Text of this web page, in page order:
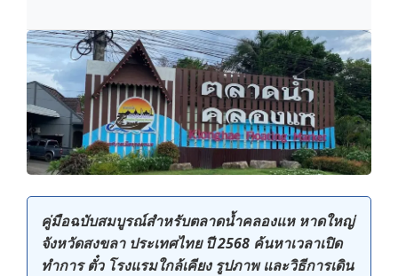
คู่มือฉบับสมบูรณ์สำหรับตลาดน้ำคลองแห หาดใหญ่
จังหวัดสงขลา ประเทศไทย ปี 2568 ค้นหาเวลาเปิด
ทำการ ตั๋ว โรงแรมใกล้เคียง รูปภาพ และวิธีการเดิน